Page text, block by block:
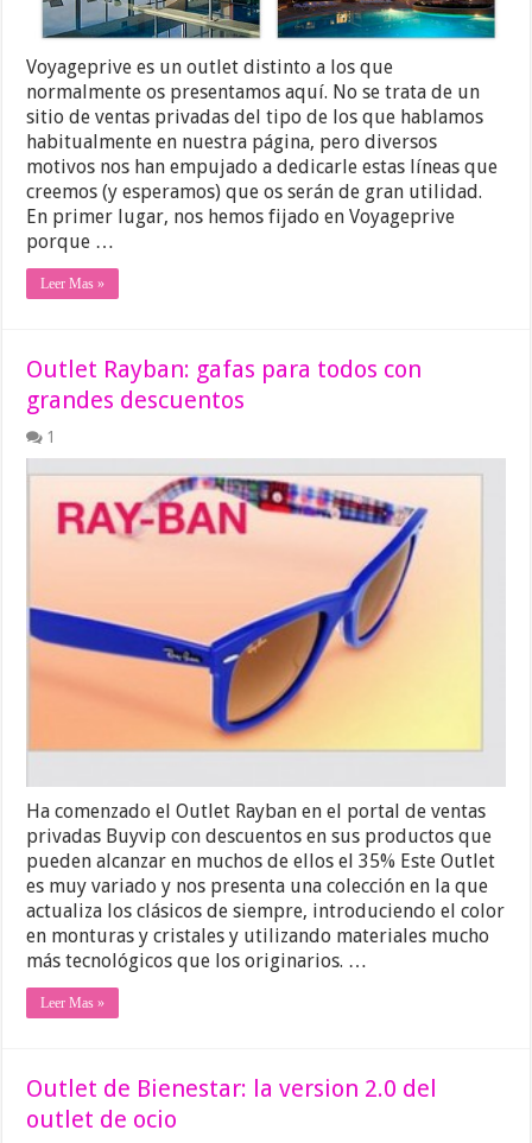
Voyageprive es un outlet distinto a los que
normalmente os presentamos aquí. No se trata de un
sitio de ventas privadas del tipo de los que hablamos
habitualmente en nuestra página, pero diversos
motivos nos han empujado a dedicarle estas líneas que
creemos (y esperamos) que os serán de gran utilidad.
En primer lugar, nos hemos fijado en Voyageprive
porque …
Leer Mas »
Outlet Rayban: gafas para todos con
grandes descuentos
1
Ha comenzado el Outlet Rayban en el portal de ventas
privadas Buyvip con descuentos en sus productos que
pueden alcanzar en muchos de ellos el 35% Este Outlet
es muy variado y nos presenta una colección en la que
actualiza los clásicos de siempre, introduciendo el color
en monturas y cristales y utilizando materiales mucho
más tecnológicos que los originarios. …
Leer Mas »
Outlet de Bienestar: la version 2.0 del
outlet de ocio